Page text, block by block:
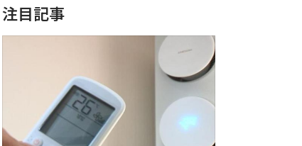
注目記事